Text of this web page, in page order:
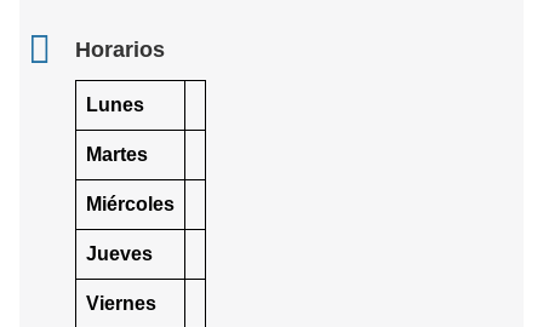
Horarios
Lunes
Martes
Miércoles
Jueves
Viernes